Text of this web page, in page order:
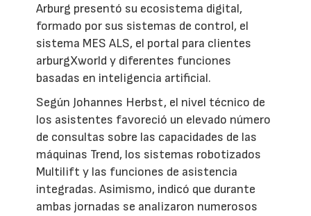
Arburg presentó su ecosistema digital,
formado por sus sistemas de control, el
sistema MES ALS, el portal para clientes
arburgXworld y diferentes funciones
basadas en inteligencia artificial.
Según Johannes Herbst, el nivel técnico de
los asistentes favoreció un elevado número
de consultas sobre las capacidades de las
máquinas Trend, los sistemas robotizados
Multilift y las funciones de asistencia
integradas. Asimismo, indicó que durante
ambas jornadas se analizaron numerosos